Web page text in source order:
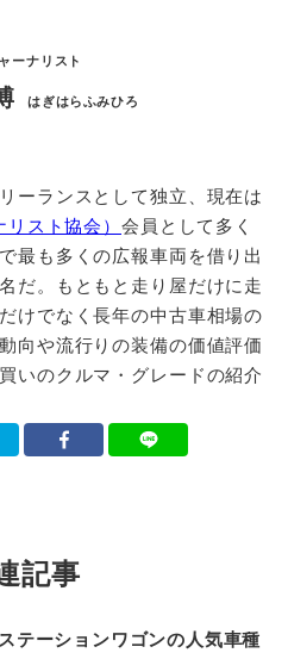
ーナリスト
はぎはらふみひろ
ーランスとして独立、現在は
スト協会） 会員として多く
最も多くの広報車両を借り出
だ。もともと走り屋だけに走
けでなく長年の中古車相場の
向や流行りの装備の価値評価
いのクルマ・グレードの紹介
記事
テーションワゴンの人気車種